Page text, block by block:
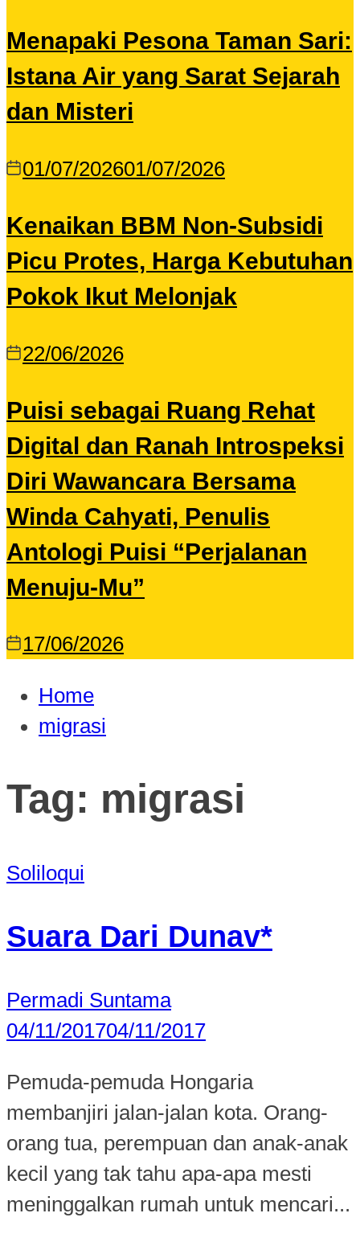
Menapaki Pesona Taman Sari:
Istana Air yang Sarat Sejarah
dan Misteri
01/07/202601/07/2026
Kenaikan BBM Non-Subsidi
Picu Protes, Harga Kebutuhan
Pokok Ikut Melonjak
22/06/2026
Puisi sebagai Ruang Rehat
Digital dan Ranah Introspeksi
Diri Wawancara Bersama
Winda Cahyati, Penulis
Antologi Puisi “Perjalanan
Menuju-Mu”
17/06/2026
Home
migrasi
Tag: migrasi
Soliloqui
Suara Dari Dunav*
Permadi Suntama
04/11/201704/11/2017
Pemuda-pemuda Hongaria
membanjiri jalan-jalan kota. Orang-
orang tua, perempuan dan anak-anak
kecil yang tak tahu apa-apa mesti
meninggalkan rumah untuk mencari...